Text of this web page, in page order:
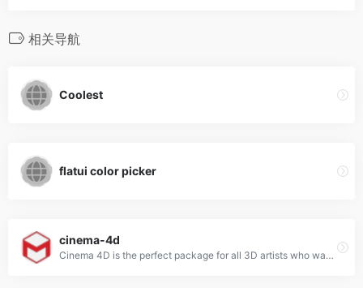
相关导航
Coolest
flatui color picker
cinema-4d
Cinema 4D is the perfect package for all 3D artists who want to achieve breathtaking results fast and hassle-free.